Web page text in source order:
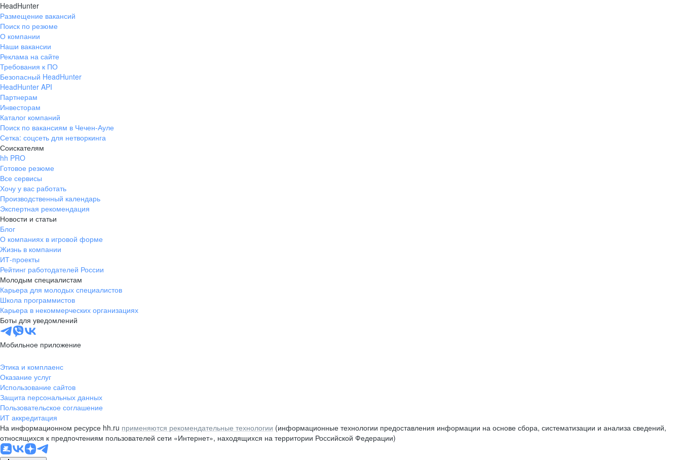
HeadHunter
Размещение вакансий
Поиск по резюме
О компании
Наши вакансии
Реклама на сайте
Требования к ПО
Безопасный HeadHunter
HeadHunter API
Партнерам
Инвесторам
Каталог компаний
Поиск по вакансиям в Чечен-Ауле
Сетка: соцсеть для нетворкинга
Соискателям
hh PRO
Готовое резюме
Все сервисы
Хочу у вас работать
Производственный календарь
Экспертная рекомендация
Новости и статьи
Блог
О компаниях в игровой форме
Жизнь в компании
ИТ-проекты
Рейтинг работодателей России
Молодым специалистам
Карьера для молодых специалистов
Школа программистов
Карьера в некоммерческих организациях
Боты для уведомлений
Мобильное приложение
Этика и комплаенс
Оказание услуг
Использование сайтов
Защита персональных данных
Пользовательское соглашение
ИТ аккредитация
На информационном ресурсе hh.ru применяются рекомендательные технологии (информационные технологии предоставления информации на основе сбора, систематизации и анализа сведений,
относящихся к предпочтениям пользователей сети «Интернет», находящихся на территории Российской Федерации)